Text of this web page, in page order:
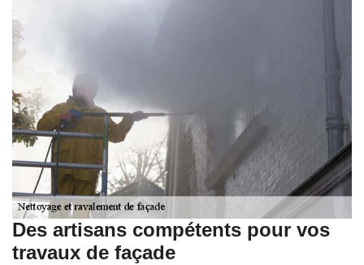
Des artisans compétents pour vos
travaux de façade